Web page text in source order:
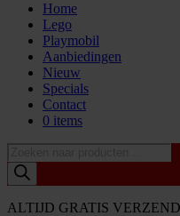
Home
Lego
Playmobil
Aanbiedingen
Nieuw
Specials
Contact
0 items
zoeken
ALTIJD GRATIS